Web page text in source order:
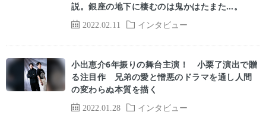
2022.02.11 インタビュー
説。銀座の地下に棲むのは鬼かはたまた…。
2022.01.28 インタビュー
小出恵介6年振りの舞台主演！ 小栗了演出で贈
る注目作 兄弟の愛と憎悪のドラマを通し人間
の変わらぬ本質を描く